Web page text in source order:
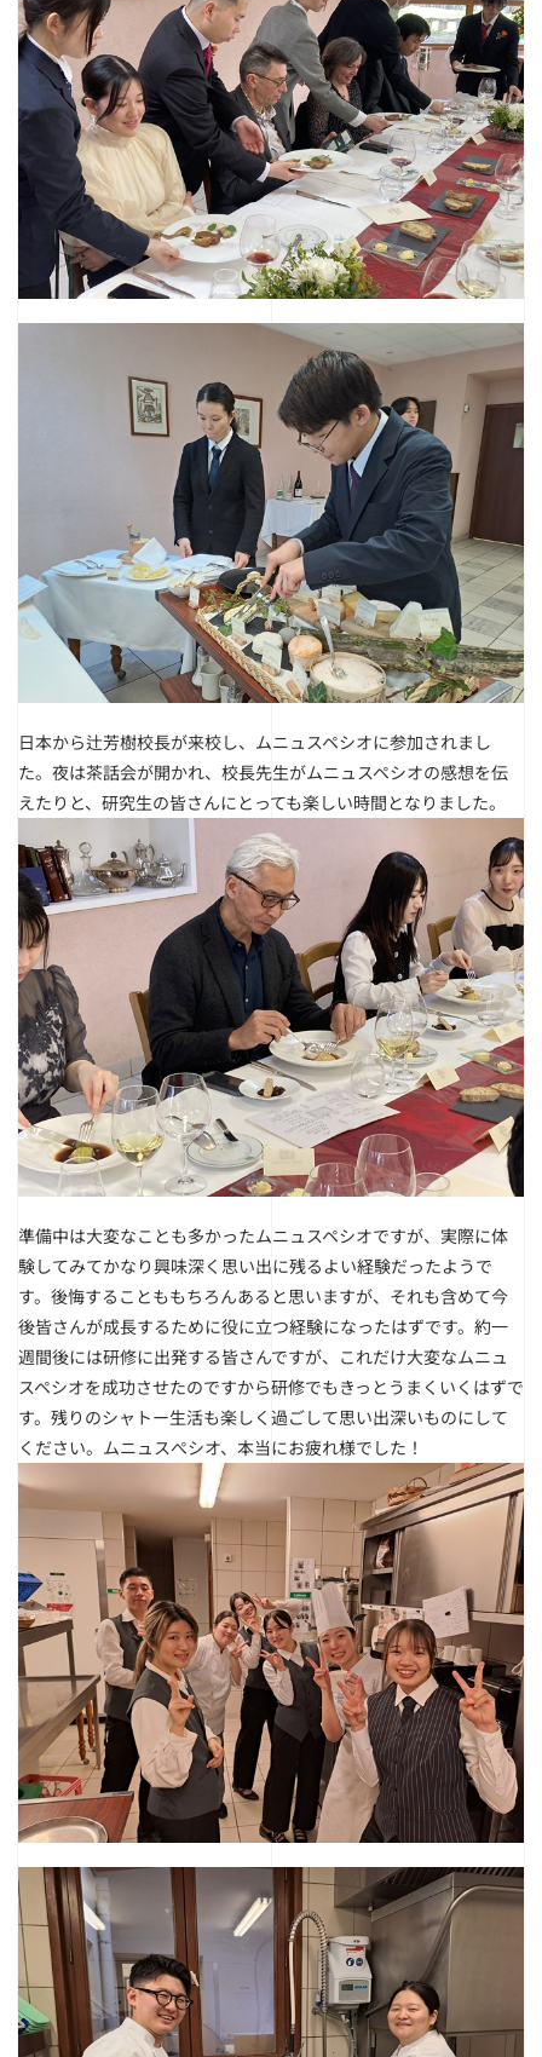
日本から辻芳樹校長が来校し、ムニュスペシオに参加されまし
た。夜は茶話会が開かれ、校長先生がムニュスペシオの感想を伝
えたりと、研究生の皆さんにとっても楽しい時間となりました。
準備中は大変なことも多かったムニュスペシオですが、実際に体
験してみてかなり興味深く思い出に残るよい経験だったようで
す。後悔することももちろんあると思いますが、それも含めて今
後皆さんが成長するために役に立つ経験になったはずです。約一
週間後には研修に出発する皆さんですが、これだけ大変なムニュ
スペシオを成功させたのですから研修でもきっとうまくいくはずで
す。残りのシャトー生活も楽しく過ごして思い出深いものにして
ください。ムニュスぺシオ、本当にお疲れ様でした！